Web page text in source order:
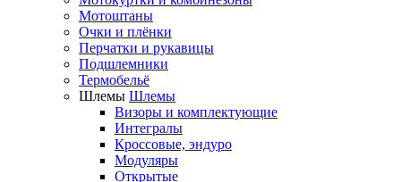
Мотоштаны
Очки и плёнки
Перчатки и рукавицы
Подшлемники
Термобельё
Шлемы Шлемы
Визоры и комплектующие
Интегралы
Кроссовые, эндуро
Модуляры
Открытые